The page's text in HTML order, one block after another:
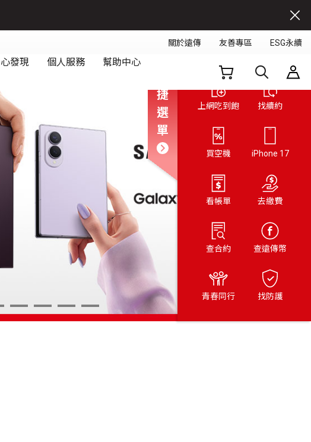
Next
13 14 15 16
捷
選
單
上網吃到飽 找續約
買空機 iPhone 17
看帳單 去繳費
查合約 查遠傳幣
青春同行 找防護